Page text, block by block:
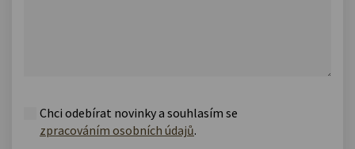
Chci odebírat novinky a souhlasím se
zpracováním osobních údajů.